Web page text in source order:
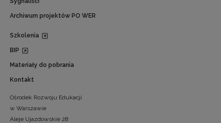
Archiwum projektów PO WER
Szkolenia
BIP
Materiały do pobrania
Kontakt
Ośrodek Rozwoju Edukacji
w Warszawie
Aleje Ujazdowskie 28